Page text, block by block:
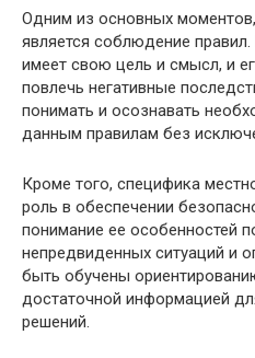
Одним из основных
является соблюдение
имеет свою цель и смысл, и
повлечь негативные
понимать и осознавать
данным правилам без
Кроме того, специфика
роль в обеспечении
понимание ее особенностей
непредвиденных ситуаций и
быть обучены
достаточной информацией
решений.